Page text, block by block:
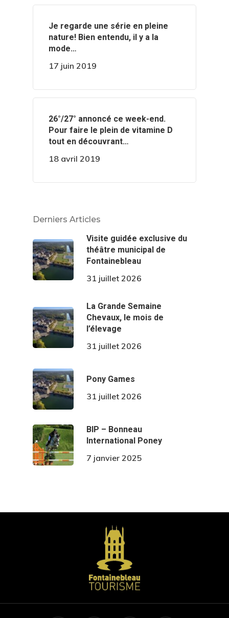
‍️Je regarde une série en pleine
nature! Bien entendu, il y a la
mode…
17 juin 2019
️️26°/27° annoncé ce week-end.
Pour faire le plein de vitamine D
tout en découvrant…
18 avril 2019
Derniers Articles
Visite guidée exclusive du
théâtre municipal de
Fontainebleau
31 juillet 2026
La Grande Semaine
Chevaux, le mois de
l’élevage
31 juillet 2026
Pony Games
31 juillet 2026
BIP – Bonneau
International Poney
7 janvier 2025